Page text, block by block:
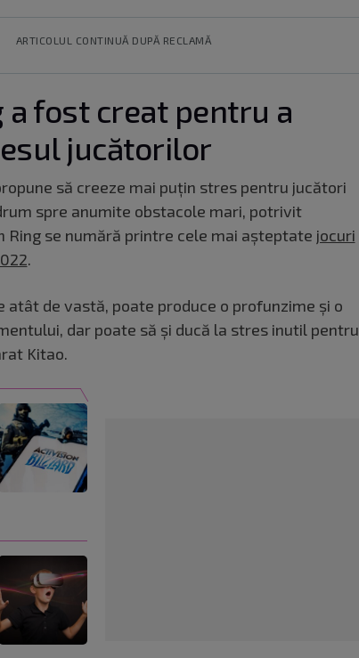
ARTICOLUL CONTINUĂ DUPĂ RECLAMĂ
a fost creat pentru a
jucătorilor
să creeze mai puțin stres pentru jucători
spre anumite obstacole mari, potrivit
Ring se numără printre cele mai așteptate jocuri
.
atât de vastă, poate produce o profunzime și o
dar poate să și ducă la stres inutil pentru
Kitao.